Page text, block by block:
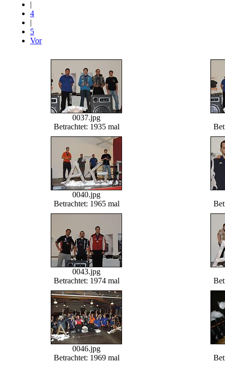
|
4
|
5
Vor
0037.jpg
Betrachtet: 1935 mal
0040.jpg
Betrachtet: 1965 mal
0043.jpg
Betrachtet: 1974 mal
0046.jpg
Betrachtet: 1969 mal